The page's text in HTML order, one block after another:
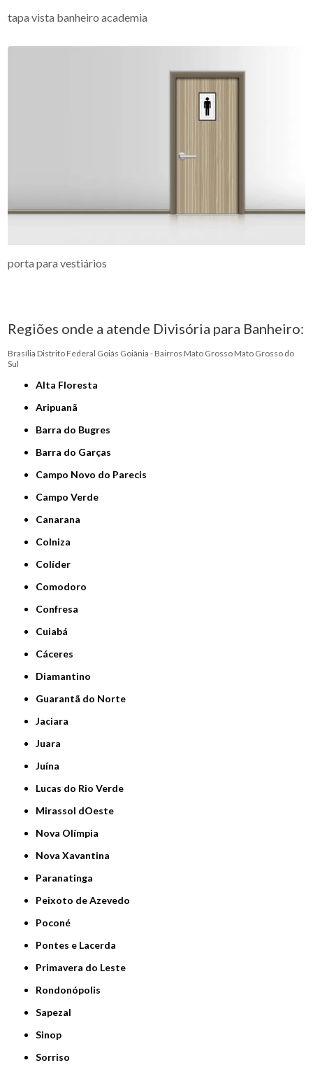
tapa vista banheiro academia
porta para vestiários
Regiões onde a atende Divisória para Banheiro:
Brasília Distrito Federal Goiás Goiânia - Bairros Mato Grosso Mato Grosso do
Sul
Alta Floresta
Aripuanã
Barra do Bugres
Barra do Garças
Campo Novo do Parecis
Campo Verde
Canarana
Colniza
Colíder
Comodoro
Confresa
Cuiabá
Cáceres
Diamantino
Guarantã do Norte
Jaciara
Juara
Juína
Lucas do Rio Verde
Mirassol dOeste
Nova Olímpia
Nova Xavantina
Paranatinga
Peixoto de Azevedo
Poconé
Pontes e Lacerda
Primavera do Leste
Rondonópolis
Sapezal
Sinop
Sorriso